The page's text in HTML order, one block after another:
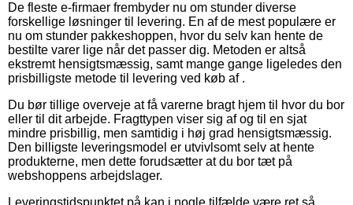
De fleste e-firmaer frembyder nu om stunder diverse
forskellige løsninger til levering. En af de mest populære er
nu om stunder pakkeshoppen, hvor du selv kan hente de
bestilte varer lige når det passer dig. Metoden er altså
ekstremt hensigtsmæssig, samt mange gange ligeledes den
prisbilligste metode til levering ved køb af .
Du bør tillige overveje at få varerne bragt hjem til hvor du bor
eller til dit arbejde. Fragttypen viser sig af og til en sjat
mindre prisbillig, men samtidig i høj grad hensigtsmæssig.
Den billigste leveringsmodel er utvivlsomt selv at hente
produkterne, men dette forudsætter at du bor tæt på
webshoppens arbejdslager.